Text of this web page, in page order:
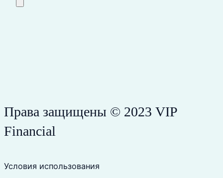
Права защищены © 2023 VIP
Financial
Условия использования